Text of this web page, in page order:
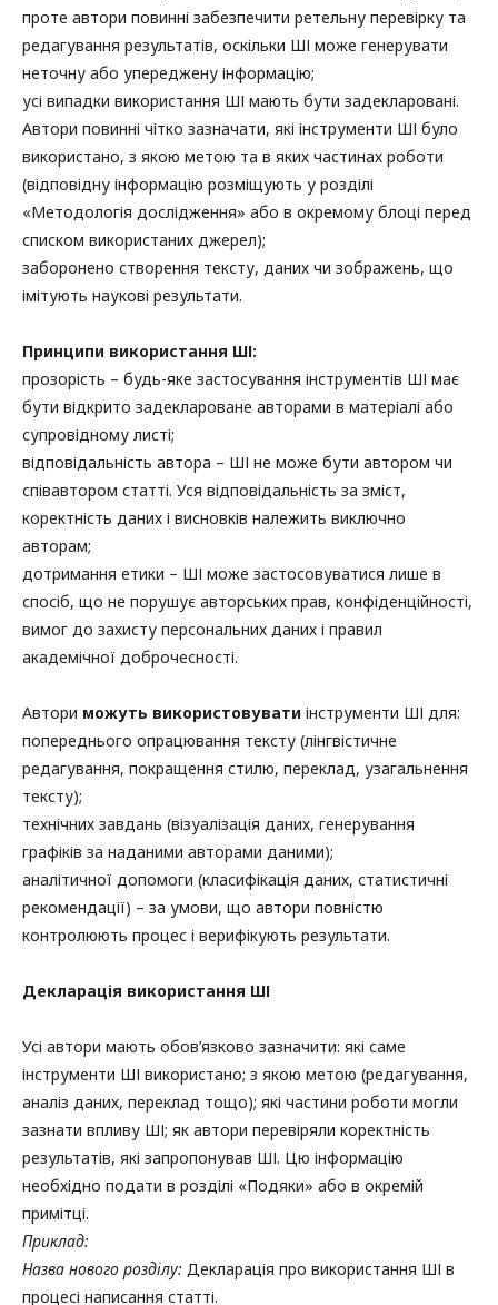
проте автори повинні забезпечити ретельну перевірку та
редагування результатів, оскільки ШІ може генерувати
неточну або упереджену інформацію;
усі випадки використання ШІ мають бути задекларовані.
Автори повинні чітко зазначати, які інструменти ШІ було
використано, з якою метою та в яких частинах роботи
(відповідну інформацію розміщують у розділі
«Методологія дослідження» або в окремому блоці перед
списком використаних джерел);
заборонено створення тексту, даних чи зображень, що
імітують наукові результати.
Принципи використання ШІ:
прозорість – будь-яке застосування інструментів ШІ має
бути відкрито задеклароване авторами в матеріалі або
супровідному листі;
відповідальність автора – ШІ не може бути автором чи
співавтором статті. Уся відповідальність за зміст,
коректність даних і висновків належить виключно
авторам;
дотримання етики – ШІ може застосовуватися лише в
спосіб, що не порушує авторських прав, конфіденційності,
вимог до захисту персональних даних і правил
академічної доброчесності.
Автори можуть використовувати інструменти ШІ для:
попереднього опрацювання тексту (лінгвістичне
редагування, покращення стилю, переклад, узагальнення
тексту);
технічних завдань (візуалізація даних, генерування
графіків за наданими авторами даними);
аналітичної допомоги (класифікація даних, статистичні
рекомендації) – за умови, що автори повністю
контролюють процес і верифікують результати.
Декларація використання ШІ
Усі автори мають обов’язково зазначити: які саме
інструменти ШІ використано; з якою метою (редагування,
аналіз даних, переклад тощо); які частини роботи могли
зазнати впливу ШІ; як автори перевіряли коректність
результатів, які запропонував ШІ. Цю інформацію
необхідно подати в розділі «Подяки» або в окремій
примітці.
Приклад:
Назва нового розділу: Декларація про використання ШІ в
процесі написання статті.